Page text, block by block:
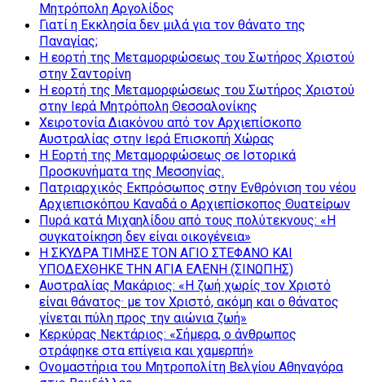
Μητρόπολη Αργολίδος
Γιατί η Εκκλησία δεν μιλά για τον θάνατο της
Παναγίας;
Η εορτή της Μεταμορφώσεως του Σωτήρος Χριστού
στην Σαντορίνη
Η εορτή της Μεταμορφώσεως του Σωτήρος Χριστού
στην Ιερά Μητρόπολη Θεσσαλονίκης
Χειροτονία Διακόνου από τον Αρχιεπίσκοπο
Αυστραλίας στην Ιερά Επισκοπή Χώρας
Η Εορτή της Μεταμορφώσεως σε Ιστορικά
Προσκυνήματα της Μεσσηνίας.
Πατριαρχικός Εκπρόσωπος στην Ενθρόνιση του νέου
Αρχιεπισκόπου Καναδά ο Αρχιεπίσκοπος Θυατείρων
Πυρά κατά Μιχαηλίδου από τους πολύτεκνους: «Η
συγκατοίκηση δεν είναι οικογένεια»
Η ΣΚΥΔΡΑ ΤΙΜΗΣΕ ΤΟΝ ΑΓΙΟ ΣΤΕΦΑΝΟ ΚΑΙ
ΥΠΟΔΕΧΘΗΚΕ ΤΗΝ ΑΓΙΑ ΕΛΕΝΗ (ΣΙΝΩΠΗΣ)
Αυστραλίας Μακάριος: «Η ζωή χωρίς τον Χριστό
είναι θάνατος· με τον Χριστό, ακόμη και ο θάνατος
γίνεται πύλη προς την αιώνια ζωή»
Κερκύρας Νεκτάριος: «Σήμερα, ο άνθρωπος
στράφηκε στα επίγεια και χαμερπή»
Ονομαστήρια του Μητροπολίτη Βελγίου Αθηναγόρα